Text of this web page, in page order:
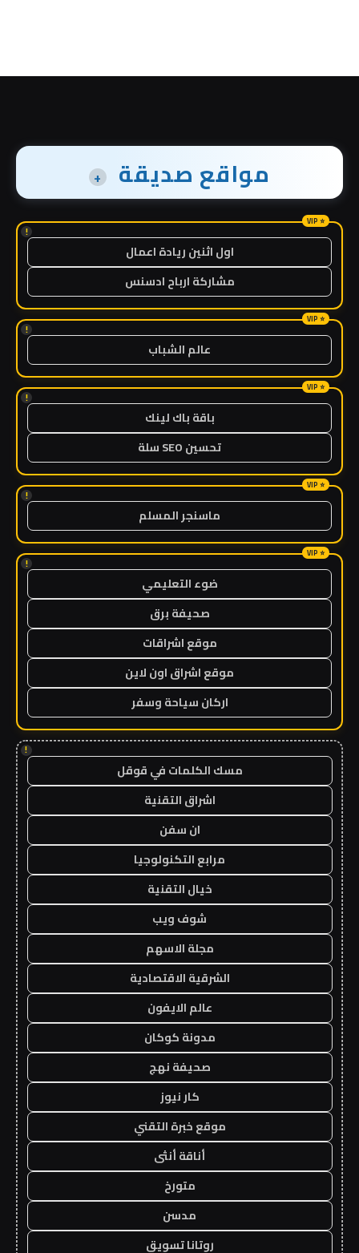
مواقع صديقة +
!
اول اثنين ريادة اعمال
مشاركة ارباح ادسنس
!
عالم الشباب
!
باقة باك لينك
تحسين SEO سلة
!
ماسنجر المسلم
!
ضوء التعليمي
صحيفة برق
موقع اشراقات
موقع اشراق اون لاين
اركان سياحة وسفر
!
مسك الكلمات في قوقل
اشراق التقنية
ان سفن
مرابع التكنولوجيا
خيال التقنية
شوف ويب
مجلة الاسهم
الشرقية الاقتصادية
عالم الايفون
مدونة كوكان
صحيفة نهج
كار نيوز
موقع خبرة التقني
أناقة أنثى
متورخ
مدسن
روتانا تسويق